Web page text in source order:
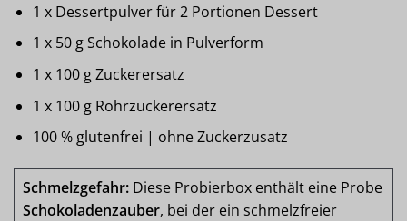
1 x Dessertpulver für 2 Portionen Dessert
1 x 50 g Schokolade in Pulverform
1 x 100 g Zuckerersatz
1 x 100 g Rohrzuckerersatz
100 % glutenfrei | ohne Zuckerzusatz
Schmelzgefahr: Diese Probierbox enthält eine Probe
Schokoladenzauber, bei der ein schmelzfreier